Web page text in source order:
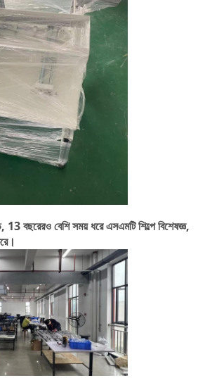
13 বছরেরও বেশি সময় ধরে এসএমটি শিল্পে বিশেষজ্ঞ,